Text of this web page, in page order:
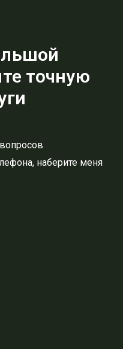
точную
наберите меня